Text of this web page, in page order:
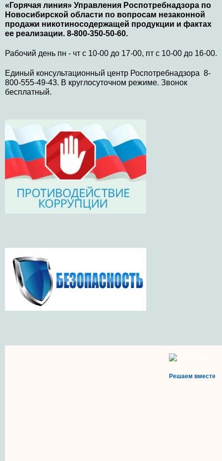
«Горячая линия» Управления Роспотребнадзора по
Новосибирской области по вопросам незаконной
продажи никотиносодержащей продукции и фактах
ее реализации. 8-800-350-50-60.
Рабочий день пн - чт с 10-00 до 17-00, пт с 10-00 до 16-00.
Единый консультационный центр Роспотребнадзора 8-
800-555-49-43. В круглосуточном режиме. Звонок
бесплатный.
Решаем вместе